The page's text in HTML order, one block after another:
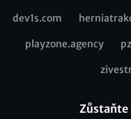
Recommended
dev1s.com
playzone.agency
Zůstaňte